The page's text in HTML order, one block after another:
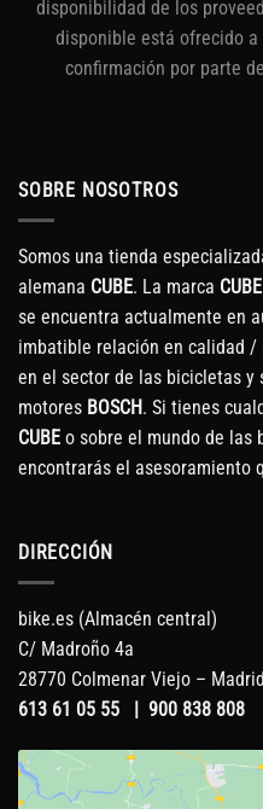
disponibilidad de los
disponible está ofrecido
confirmación por parte
SOBRE NOSOTROS
Somos una tienda
alemana CUBE. La marca CUBE
se encuentra actualmente en
imbatible relación en calidad /
en el sector de las bicicletas y
motores BOSCH. Si tienes
CUBE o sobre el mundo de las
encontrarás el asesoramiento
DIRECCIÓN
bike.es (Almacén central)
C/ Madroño 4a
28770 Colmenar Viejo – Madrid
613 61 05 55
900 838 808